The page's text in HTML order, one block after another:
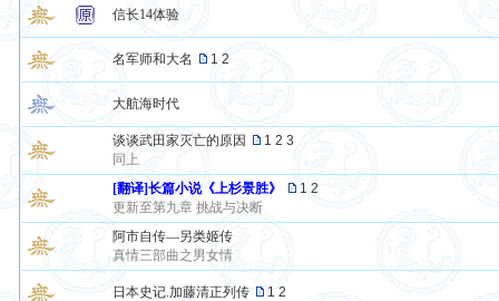
信长14体验
名军师和大名 1 2
大航海时代
谈谈武田家灭亡的原因 1 2 3
同上
[翻译]长篇小说《上杉景胜》
1 2
更新至第九章 挑战与决断
阿市自传—另类姬传
真情三部曲之男女情
日本史记.加藤清正列传 1 2